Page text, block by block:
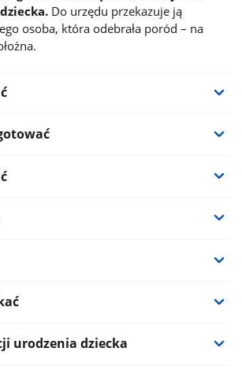
Do urzędu przekazuje ją
osoba, która odebrała poród – na
urodzenia dziecka